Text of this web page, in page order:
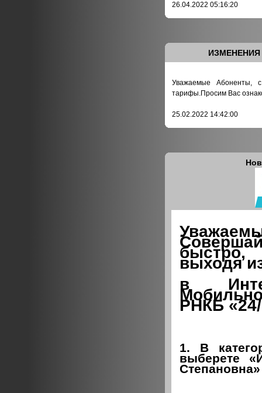
26.04.2022 05:16:20
ИЗМЕНЕНИЯ
Уважаемые Абоненты,
тарифы.Просим Вас
25.02.2022 14:42:00
выходя
в
РНКБ
1. В
выберете
Степановна»